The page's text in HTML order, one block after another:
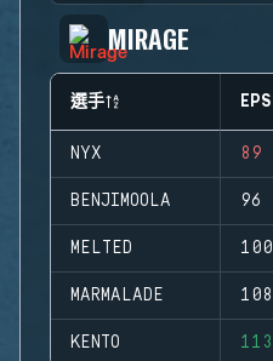
MIRAGE
選手 EPS
NYX 89
BENJIMOOLA 96
MELTED 100
MARMALADE 108
KENTO 113